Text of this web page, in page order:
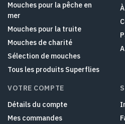
Mouches pour la pêche en
mer
Mouches pour la truite
Mouches de charité
Sélection de mouches
Tous les produits Superflies
VOTRE COMPTE
Détails du compte
Mes commandes